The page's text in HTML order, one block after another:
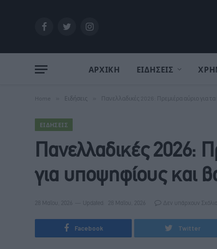
FacebookTwitterInstagram
ΑΡΧΙΚΗ ΕΙΔΗΣΕΙΣ
Home Ειδήσεις Πανελλαδικές 2026: Πρεμιέρα αύριο για
ΕΙΔΉΣΕΙΣ
Πανελλαδικές 2026:
για υποψηφίους και
28 Μαΐου, 2026 Updated: 28 Μαΐου, 2026 Δεν υπάρχουν Σχόλια
Facebook Twitter